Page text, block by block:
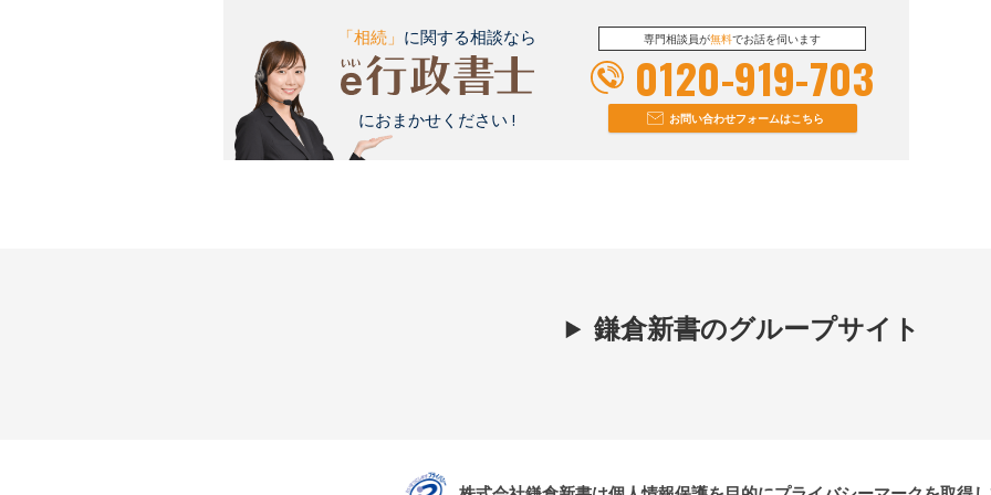
「相続」 に関する相談なら
におまかせください !
専門相談員が無料でお話を伺います
0120-919-703
お問い合わせフォームはこちら
鎌倉新書のグループサイト